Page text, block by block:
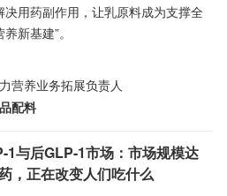
决用药副作用，让乳原料成为支撑全
新基建”。
营养业务拓展负责人
配料
1与后GLP-1市场：市场规模达
，正在改变人们吃什么